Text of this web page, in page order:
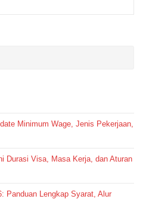
Minimum Wage, Jenis Pekerjaan,
Durasi Visa, Masa Kerja, dan Aturan
Panduan Lengkap Syarat, Alur